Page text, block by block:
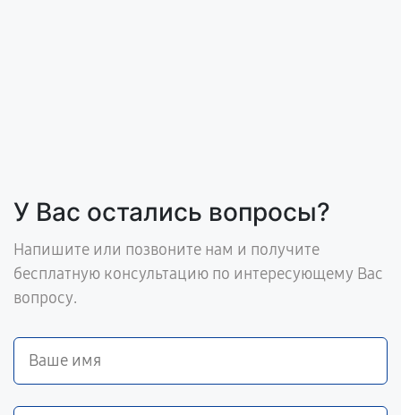
У Вас остались вопросы?
Напишите или позвоните нам и получите
бесплатную консультацию по интересующему Вас
вопросу.